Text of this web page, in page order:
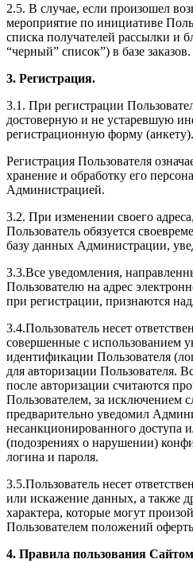
2.5. В случае, если произошел
мероприятие по инициативе
списка получателей рассылки и
“черный” список”) в базе заказов.
3. Регистрация.
3.1. При регистрации
достоверную и не устаревшую
регистрационную форму (анкету).
Регистрация Пользователя
хранение и обработку его
Администрацией.
3.2. При изменении своего
Пользователь обязуется
базу данных Администрации,
3.3.Все уведомления,
Пользователю на адрес
при регистрации, признаются
3.4.Пользователь несет
совершенные с использованием
идентификации Пользователя
для авторизации Пользователя.
после авторизации считаются
Пользователем, за исключением
предварительно уведомил
несанкционированного
(подозрениях о нарушении)
логина и пароля.
3.5.Пользователь несет
или искажение данных, а также
характера, которые могут
Пользователем положений
4. Правила пользования